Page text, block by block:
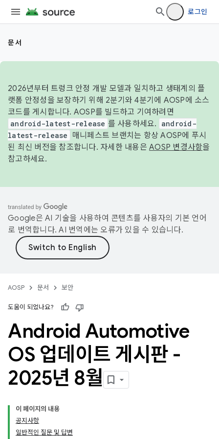
로그인
문서
2026년부터 트렁크 안정 개발 모델과 일치하고 생태계의 플
랫폼 안정성을 보장하기 위해 2분기와 4분기에 AOSP에 소스
코드를 게시합니다. AOSP를 빌드하고 기여하려면
android-latest-release 를 사용하세요.
android-
latest-release
매니페스트 브랜치는 항상 AOSP에 푸시
된 최신 버전을 참조합니다. 자세한 내용은 AOSP 변경사항을
참고하세요.
Google은 AI 기술을 사용하여 콘텐츠를 사용자의 기본 언어
로 번역합니다. AI 번역에는 오류가 있을 수 있습니다.
AOSP 문서 보안
도움이 되었나요?
Android Automotive
OS 업데이트 게시판 -
2025년 8월
이 페이지의 내용
공지사항
일반적인 질문 및 답변